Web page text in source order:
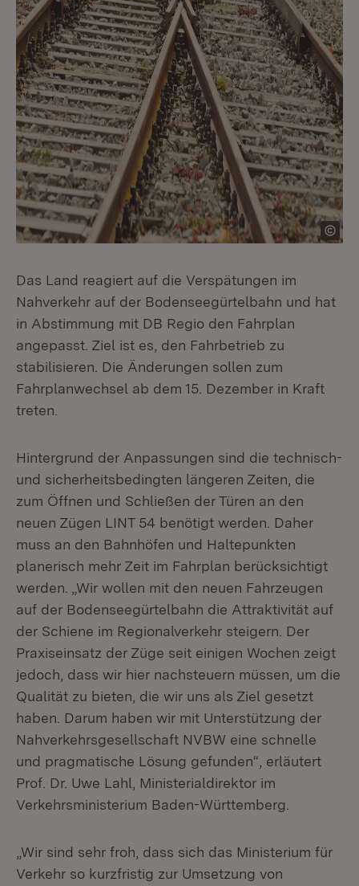
Das Land reagiert auf die Verspätungen im
Nahverkehr auf der Bodenseegürtelbahn und hat
in Abstimmung mit DB Regio den Fahrplan
angepasst. Ziel ist es, den Fahrbetrieb zu
stabilisieren. Die Änderungen sollen zum
Fahrplanwechsel ab dem 15. Dezember in Kraft
treten.
Hintergrund der Anpassungen sind die technisch-
und sicherheitsbedingten längeren Zeiten, die
zum Öffnen und Schließen der Türen an den
neuen Zügen LINT 54 benötigt werden. Daher
muss an den Bahnhöfen und Haltepunkten
planerisch mehr Zeit im Fahrplan berücksichtigt
werden. „Wir wollen mit den neuen Fahrzeugen
auf der Bodenseegürtelbahn die Attraktivität auf
der Schiene im Regionalverkehr steigern. Der
Praxiseinsatz der Züge seit einigen Wochen zeigt
jedoch, dass wir hier nachsteuern müssen, um die
Qualität zu bieten, die wir uns als Ziel gesetzt
haben. Darum haben wir mit Unterstützung der
Nahverkehrsgesellschaft NVBW eine schnelle
und pragmatische Lösung gefunden“, erläutert
Prof. Dr. Uwe Lahl, Ministerialdirektor im
Verkehrsministerium Baden-Württemberg.
„Wir sind sehr froh, dass sich das Ministerium für
Verkehr so kurzfristig zur Umsetzung von